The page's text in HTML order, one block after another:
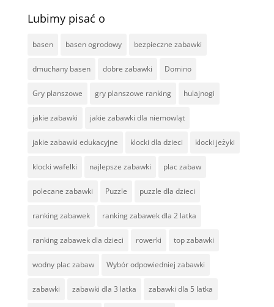
Lubimy pisać o
basen basen ogrodowy bezpieczne zabawki
dmuchany basen dobre zabawki Domino
Gry planszowe gry planszowe ranking hulajnogi
jakie zabawki jakie zabawki dla niemowląt
jakie zabawki edukacyjne klocki dla dzieci klocki jeżyki
klocki wafelki najlepsze zabawki plac zabaw
polecane zabawki Puzzle puzzle dla dzieci
ranking zabawek ranking zabawek dla 2 latka
ranking zabawek dla dzieci rowerki top zabawki
wodny plac zabaw Wybór odpowiedniej zabawki
zabawki zabawki dla 3 latka zabawki dla 5 latka